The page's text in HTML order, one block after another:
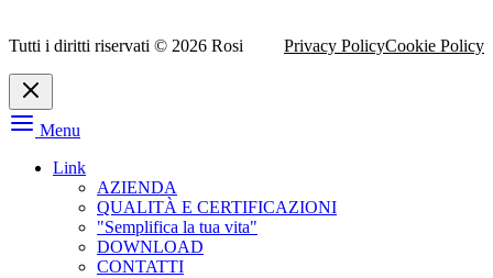
Tutti i diritti riservati © 2026 Rosi Privacy PolicyCookie Policy
Menu
Link
AZIENDA
QUALITÀ E CERTIFICAZIONI
"Semplifica la tua vita"
DOWNLOAD
CONTATTI